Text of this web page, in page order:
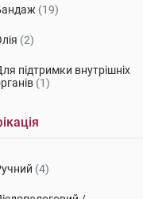
(19)
(2)
підтримки внутрішніх
(1)
(4)